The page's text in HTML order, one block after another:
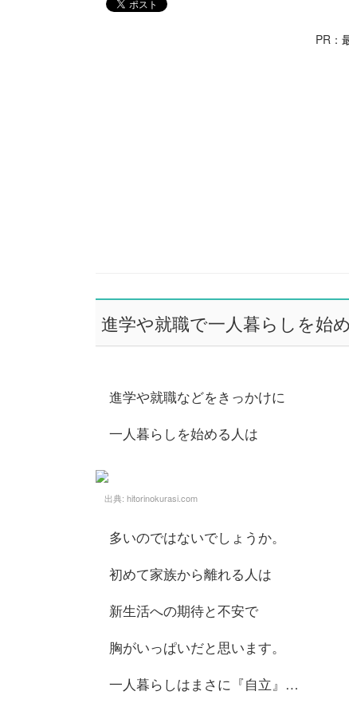
PR：
進学や就職で一人暮らしを始
進学や就職などをきっかけに
一人暮らしを始める人は
出典: hitorinokurasi.com
多いのではないでしょうか。
初めて家族から離れる人は
新生活への期待と不安で
胸がいっぱいだと思います。
一人暮らしはまさに『自立』…